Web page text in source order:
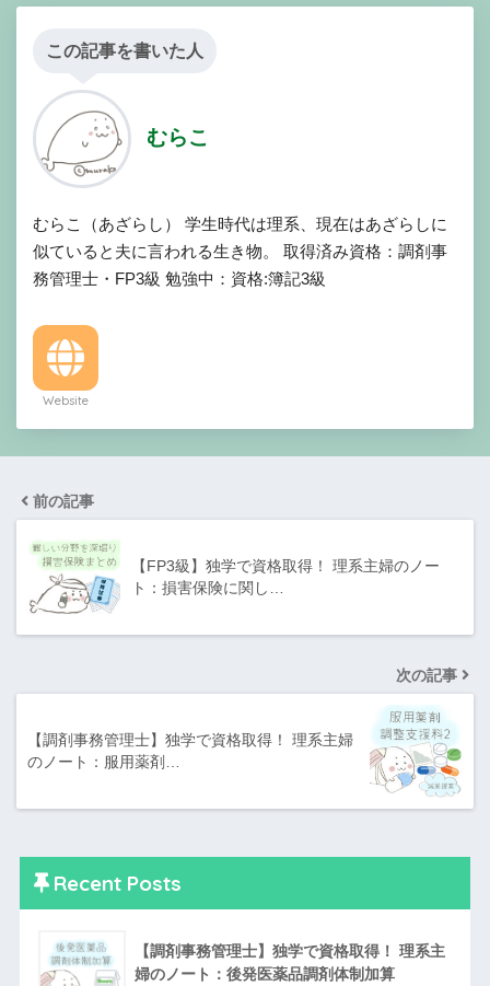
この記事を書いた人
むらこ
むらこ（あざらし） 学生時代は理系、現在はあざらしに
似ていると夫に言われる生き物。 取得済み資格：調剤事
務管理士・FP3級 勉強中：資格:簿記3級
Website
前の記事
【FP3級】独学で資格取得！ 理系主婦のノー
ト：損害保険に関し…
次の記事
【調剤事務管理士】独学で資格取得！ 理系主婦
のノート：服用薬剤…
Recent Posts
【調剤事務管理士】独学で資格取得！ 理系主
婦のノート：後発医薬品調剤体制加算